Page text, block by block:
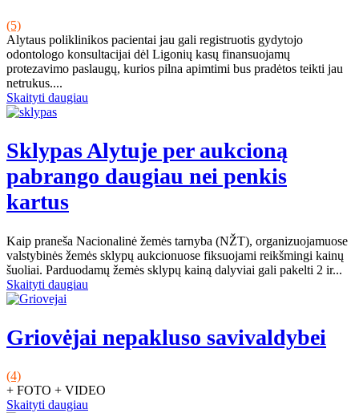
(5)
Alytaus poliklinikos pacientai jau gali registruotis gydytojo
odontologo konsultacijai dėl Ligonių kasų finansuojamų
protezavimo paslaugų, kurios pilna apimtimi bus pradėtos teikti jau
netrukus....
Skaityti daugiau
Sklypas Alytuje per aukcioną
pabrango daugiau nei penkis
kartus
Kaip praneša Nacionalinė žemės tarnyba (NŽT), organizuojamuose
valstybinės žemės sklypų aukcionuose fiksuojami reikšmingi kainų
šuoliai. Parduodamų žemės sklypų kainą dalyviai gali pakelti 2 ir...
Skaityti daugiau
Griovėjai nepakluso savivaldybei
(4)
+ FOTO + VIDEO
Skaityti daugiau